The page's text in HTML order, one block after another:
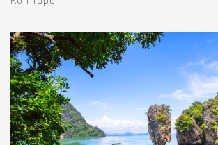
Koh Tapu.